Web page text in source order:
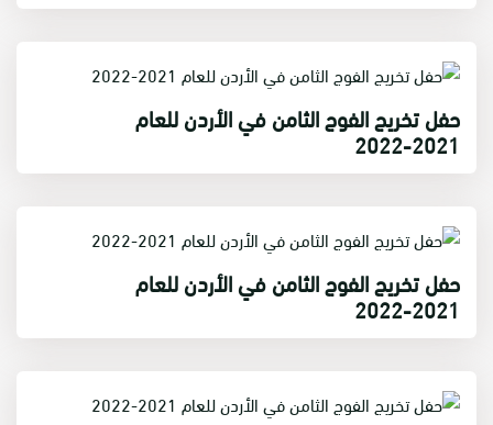
حفل تخريج الفوج الثامن في الأردن للعام
2021-2022
حفل تخريج الفوج الثامن في الأردن للعام
2021-2022